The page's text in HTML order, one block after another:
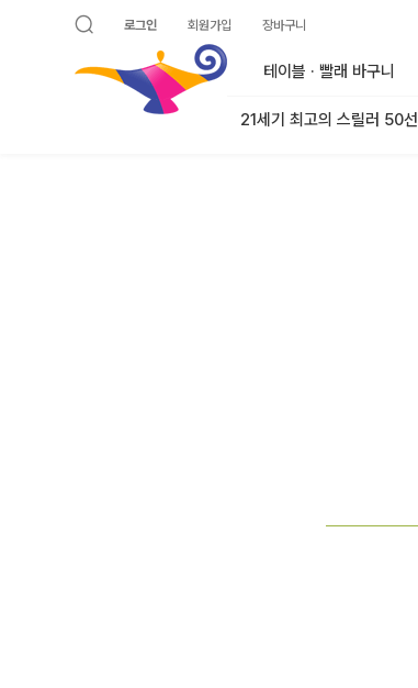
로그인 회원가입 장바구니
테이블 · 빨래 바구니
21세기 최고의 스릴러 50선